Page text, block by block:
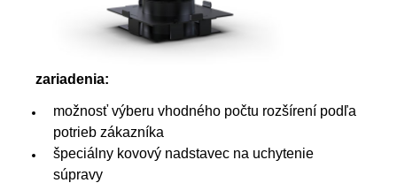
zariadenia:
možnosť výberu vhodného počtu rozšírení podľa
potrieb zákazníka
špeciálny kovový nadstavec na uchytenie
súpravy